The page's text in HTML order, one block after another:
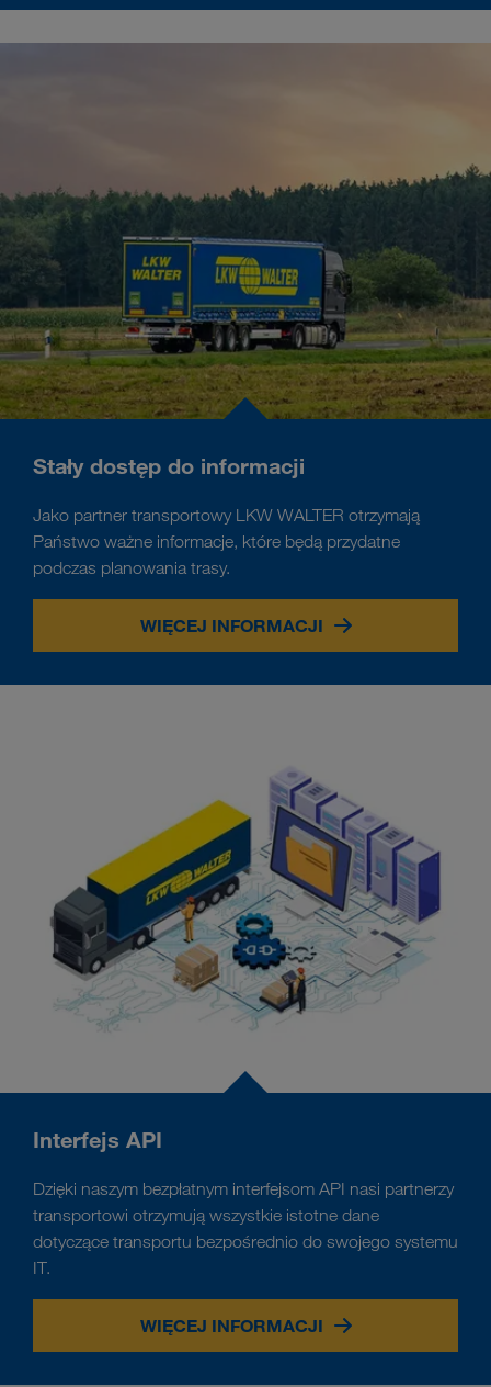
Stały dostęp do informacji
Jako partner transportowy LKW WALTER otrzymają
Państwo ważne informacje, które będą przydatne
podczas planowania trasy.
WIĘCEJ INFORMACJI
Interfejs API
Dzięki naszym bezpłatnym interfejsom API nasi partnerzy
transportowi otrzymują wszystkie istotne dane
dotyczące transportu bezpośrednio do swojego systemu
IT.
WIĘCEJ INFORMACJI